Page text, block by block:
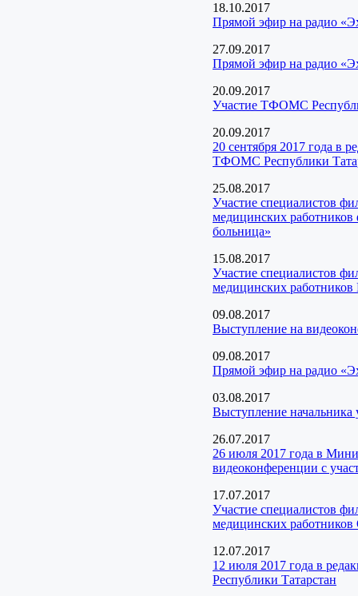
18.10.2017
Прямой эфир на радио
27.09.2017
Прямой эфир на радио
20.09.2017
Участие ТФОМС
20.09.2017
20 сентября 2017 года в
ТФОМС Республики
25.08.2017
Участие специалистов
медицинских работников
больница»
15.08.2017
Участие специалистов
медицинских работников
09.08.2017
Выступление на
09.08.2017
Прямой эфир на радио
03.08.2017
Выступление
26.07.2017
26 июля 2017 года в
видеоконференции с
17.07.2017
Участие специалистов
медицинских
12.07.2017
12 июля 2017 года в
Республики Татарстан